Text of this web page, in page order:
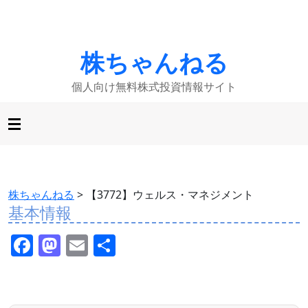
株ちゃんねる
個人向け無料株式投資情報サイト
株ちゃんねる > 【3772】ウェルス・マネジメント
基本情報
F M E